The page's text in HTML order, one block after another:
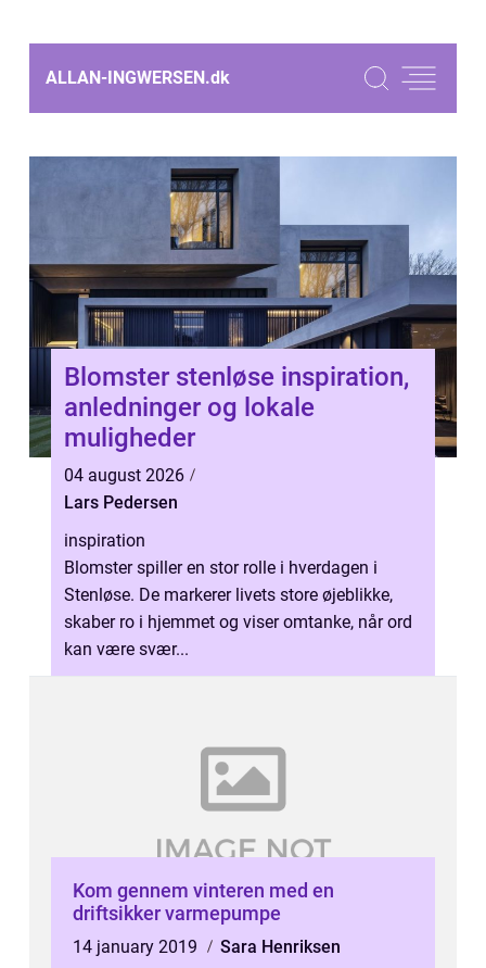
ALLAN-INGWERSEN.dk
Blomster stenløse inspiration,
anledninger og lokale
muligheder
04 august 2026
Lars Pedersen
inspiration
Blomster spiller en stor rolle i hverdagen i
Stenløse. De markerer livets store øjeblikke,
skaber ro i hjemmet og viser omtanke, når ord
kan være svær...
Kom gennem vinteren med en
driftsikker varmepumpe
14 january 2019
Sara Henriksen